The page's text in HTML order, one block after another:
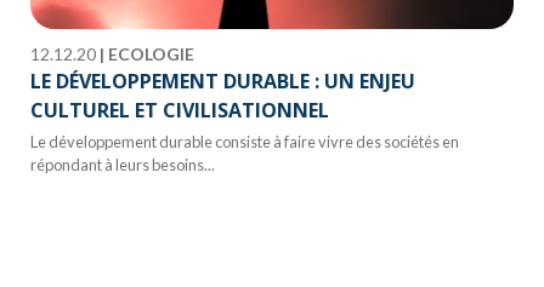
12.12.20 | ECOLOGIE
LE DÉVELOPPEMENT DURABLE : UN ENJEU
CULTUREL ET CIVILISATIONNEL
Le développement durable consiste à faire vivre des sociétés en
répondant à leurs besoins...